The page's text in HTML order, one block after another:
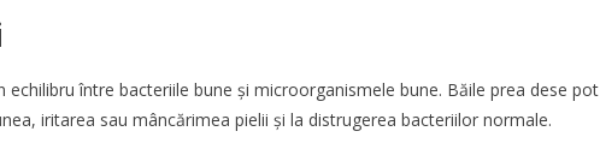
între bacteriile bune și microorganismele bune. Băile prea dese pot
iritarea sau mâncărimea pielii și la distrugerea bacteriilor normale.